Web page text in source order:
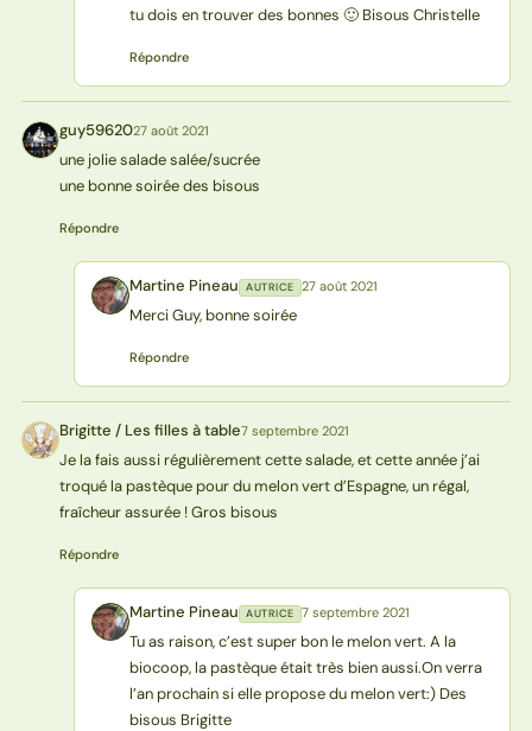
tu dois en trouver des bonnes 🙂 Bisous Christelle
Répondre
G guy5962027 août 2021
une jolie salade salée/sucrée
une bonne soirée des bisous
Répondre
MP Martine Pineau AUTRICE 27 août 2021
Merci Guy, bonne soirée
Répondre
BT Brigitte / Les filles à table7 septembre 2021
Je la fais aussi régulièrement cette salade, et cette année j’ai
troqué la pastèque pour du melon vert d’Espagne, un régal,
fraîcheur assurée ! Gros bisous
Répondre
MP Martine Pineau AUTRICE 7 septembre 2021
Tu as raison, c’est super bon le melon vert. A la
biocoop, la pastèque était très bien aussi.On verra
l’an prochain si elle propose du melon vert:) Des
bisous Brigitte